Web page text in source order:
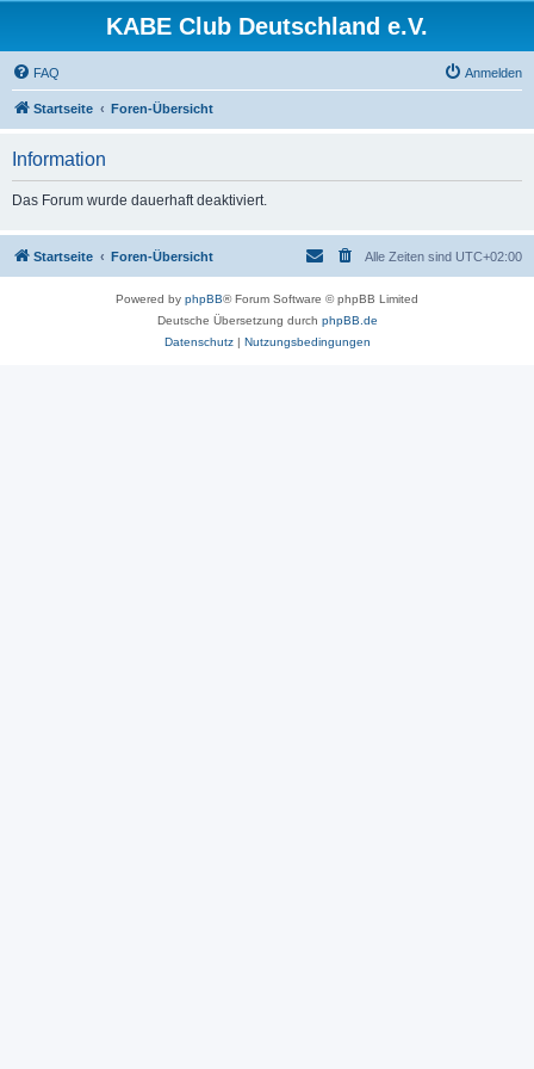
KABE Club Deutschland e.V.
FAQ Anmelden
Startseite Foren-Übersicht
Information
Das Forum wurde dauerhaft deaktiviert.
Startseite Foren-Übersicht Alle Zeiten sind UTC+02:00
Powered by phpBB® Forum Software © phpBB Limited
Deutsche Übersetzung durch phpBB.de
Datenschutz| Nutzungsbedingungen